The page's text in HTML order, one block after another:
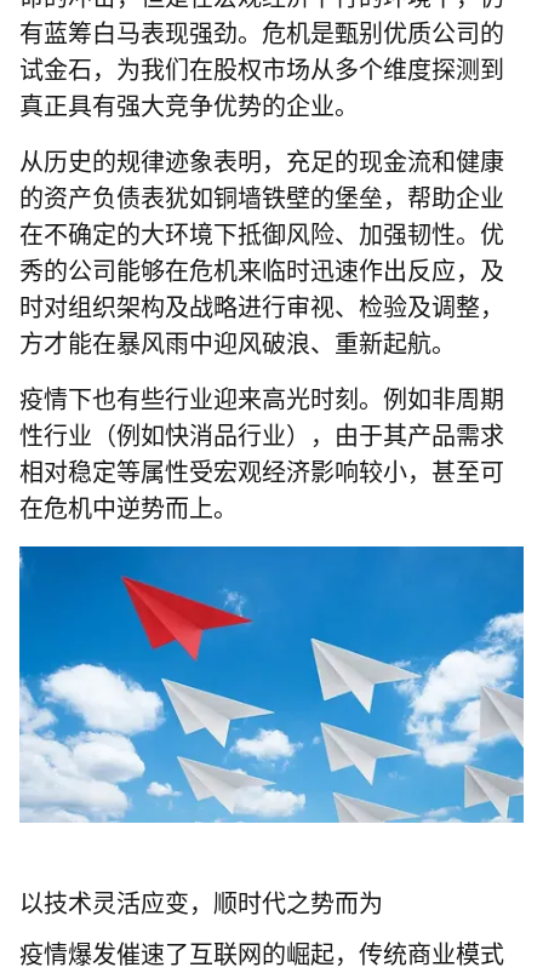
有蓝筹白马表现强劲。 危机是甄别优质公司的
试金石，为我们在股权市场从多个维度探测到
真正具有强大竞争优势的企业。
从历史的规律迹象表明，充足的现金流和健康
的资产负债表犹如铜墙铁壁的堡垒，帮助企业
在不确定的大环境下抵御风险、加强韧性。优
秀的公司能够在危机来临时迅速作出反应，及
时对组织架构及战略进行审视、检验及调整，
方才能在暴风雨中迎风破浪、重新起航。
疫情下也有些行业迎来高光时刻。例如非周期
性行业（例如快消品行业），由于其产品需求
相对稳定等属性受宏观经济影响较小，甚至可
在危机中逆势而上。
以技术灵活应变，顺时代之势而为
疫情爆发催速了互联网的崛起，传统商业模式